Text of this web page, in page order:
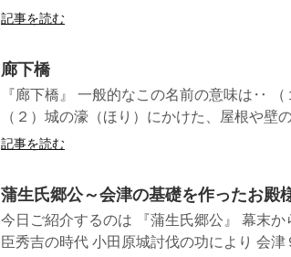
記事を読む
廊下橋
『廊下橋』 一般的なこの名前の意味は‥
（２）城の濠（ほり）にかけた、屋根や壁
記事を読む
蒲生氏郷公～会津の基礎を作ったお殿
今日ご紹介するのは 『蒲生氏郷公』 幕末
臣秀吉の時代 小田原城討伐の功により 会津